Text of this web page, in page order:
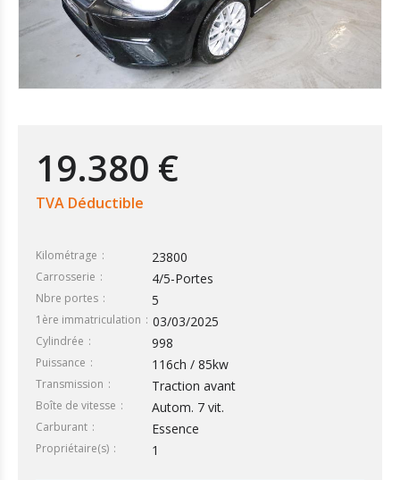
19.380 €
TVA Déductible
Kilométrage 23800
Carrosserie 4/5-Portes
Nbre portes 5
1ère immatriculation 03/03/2025
Cylindrée 998
Puissance 116ch / 85kw
Transmission Traction avant
Boîte de vitesse Autom. 7 vit.
Carburant Essence
Propriétaire(s) 1